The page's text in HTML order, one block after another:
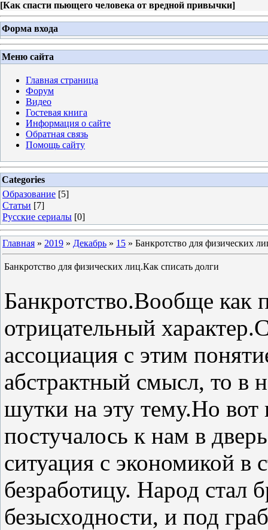
[Как спасти пьющего человека от вредной привычки]
Форма входа
Меню сайта
Главная страница
Форум
Видео
Гостевая книга
Информация о сайте
Обратная связь
Помощь сайту
Categories
Образование [5]
Статьи [7]
Русские сериалы [0]
Главная » 2019 » Декабрь » 15 » Банкротство для физических
Банкротство для физических лиц.Как списать долги
Банкротство.Вообще как
отрицательный
ассоциация с этим
абстрактный смысл, то в
шутки на эту тему.Но вот
постучалось к нам в
ситуация с экономикой в
безработицу. Народ стал
безысходности, и под